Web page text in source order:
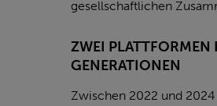
gesellschaftlichen
ZWEI PLATTFORMEN
GENERATIONEN
Zwischen 2022 und